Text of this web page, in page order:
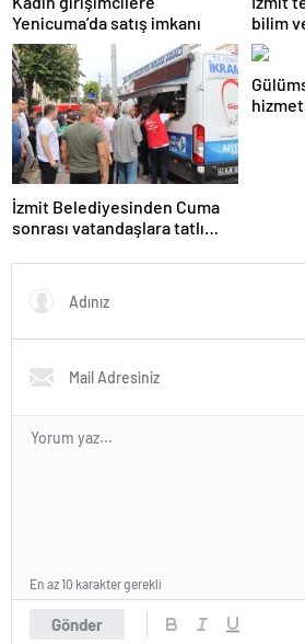
Yenicuma’da satış imkanı
bilim
İzmit Belediyesinden Cuma
sonrası vatandaşlara tatlı
Gönder
En az 10 karakter gerekli